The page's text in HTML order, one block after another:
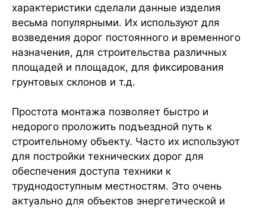
характеристики сделали данные изделия
весьма популярными. Их используют для
возведения дорог постоянного и временного
назначения, для строительства различных
площадей и площадок, для фиксирования
грунтовых склонов и т.д.
Простота монтажа позволяет быстро и
недорого проложить подъездной путь к
строительному объекту. Часто их используют
для постройки технических дорог для
обеспечения доступа техники к
труднодоступным местностям. Это очень
актуально для объектов энергетической и